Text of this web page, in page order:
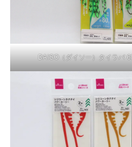
DAISO（ダイソー）タイラバ